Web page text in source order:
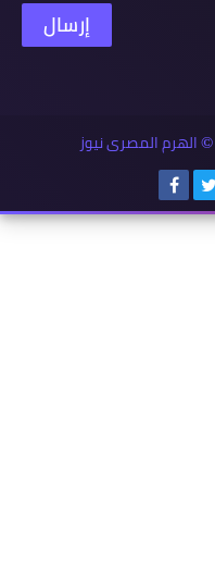
© الهرم المصرى نيوز